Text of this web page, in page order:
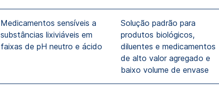
Medicamentos sensíveis a
substâncias lixiviáveis ​​em
faixas de pH neutro e ácido
Solução padrão para
produtos biológicos,
diluentes e medicamentos
de alto valor agregado e
baixo volume de envase